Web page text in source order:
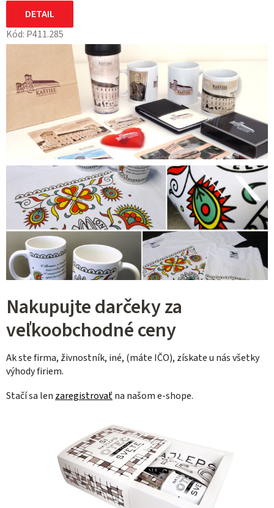
DETAIL
Kód: P411.285
Nakupujte darčeky za
veľkoobchodné ceny
Ak ste firma, živnostník, iné, (máte IČO), získate u nás všetky
výhody firiem.
Stačí sa len zaregistrovaťna našom e-shope.